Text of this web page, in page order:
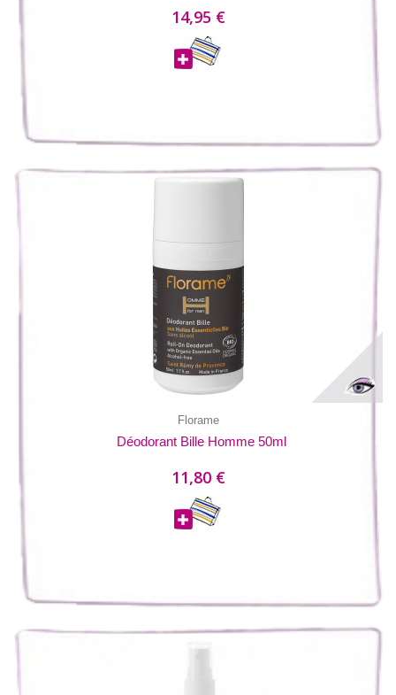
14,95 €
Florame
Déodorant Bille Homme 50ml
11,80 €